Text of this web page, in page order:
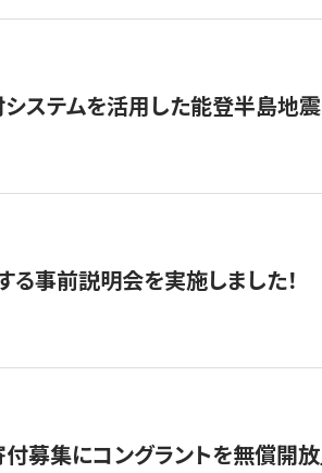
ステムを活用した能登半島地
る事前説明会を実施しました！
募集にコングラントを無償開放